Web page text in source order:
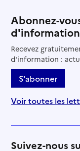
Abonnez-
d'information
Recevez
d'information :
S'abonner
Voir toutes les
Suivez-nous